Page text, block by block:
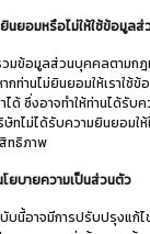
ยินยอมหรือไม่ให้ใช้ข้อมูล
มข้อมูลส่วนบุคคลตามกฎ
กท่านไม่ยินยอมให้เราใช้
ด้ ซึ่งอาจทำให้ท่านได้รับ
ทไม่ได้รับความยินยอมใ
ทธิภาพ
ยบายความเป็นส่วนตัว
บนี้อาจมีการปรับปรุงแก้